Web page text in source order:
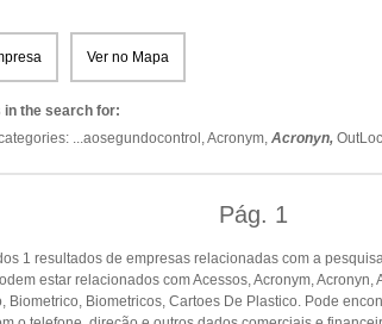
Ver no Mapa
in the search for:
...aosegundocontrol,Acronym, Acronyn,
Pág. 1
1 resultados de empresas relacionadas com a
estar relacionados com Acessos, Acronym, Acronyn,
Biometrico, Biometricos, Cartoes De Plastico. Pode